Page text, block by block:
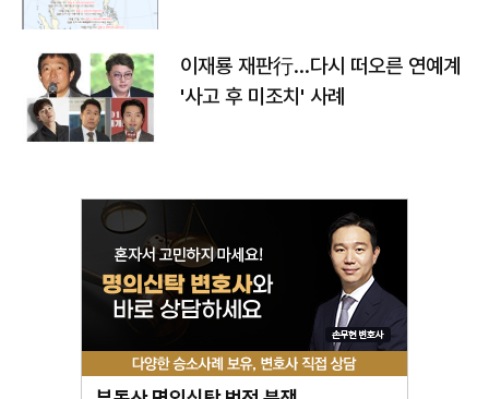
이재룡 재판行…다시 떠오른 연예계
'사고 후 미조치' 사례